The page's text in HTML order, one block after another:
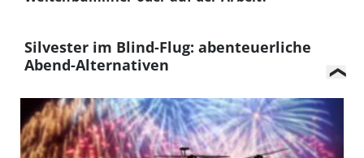
Silvester im Blind-Flug: abenteuerliche
Abend-Alternativen